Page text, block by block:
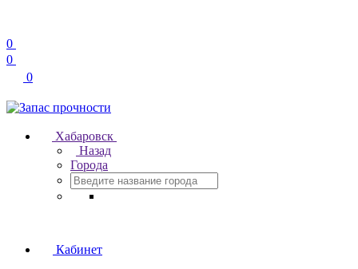
0
0
0
Хабаровск
Назад
Города
Кабинет